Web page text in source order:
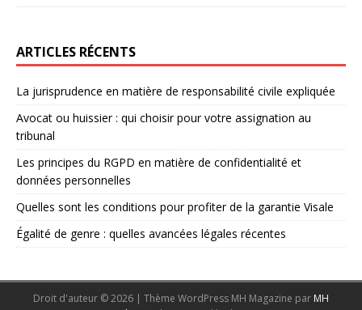
ARTICLES RÉCENTS
La jurisprudence en matière de responsabilité civile expliquée
Avocat ou huissier : qui choisir pour votre assignation au
tribunal
Les principes du RGPD en matière de confidentialité et
données personnelles
Quelles sont les conditions pour profiter de la garantie Visale
Égalité de genre : quelles avancées légales récentes
Droit d'auteur © 2026 | Thème WordPress MH Magazine par MH